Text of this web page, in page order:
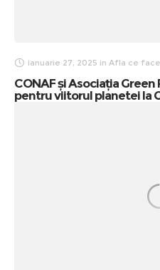
ianuarie 27, 2025 in Afla ce
CONAF și Asociația
pentru viitorul planetei la